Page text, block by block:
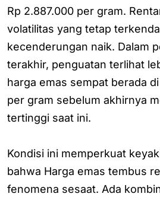
Rp 2.887.000 per gram.
volatilitas yang tetap
kecenderungan naik. Dalam
terakhir, penguatan terlihat
harga emas sempat berada
per gram sebelum akhirnya
tertinggi saat ini.
Kondisi ini memperkuat
bahwa Harga emas tembus
fenomena sesaat. Ada